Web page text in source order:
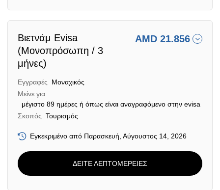
Βιετνάμ Evisa
(Μονοπρόσωπη / 3
μήνες)
AMD 21.856
Εγγραφές
Μοναχικός
Μείνε για
μέγιστο 89 ημέρες ή όπως είναι αναγραφόμενο στην evisa
Σκοπός Τουρισμός
Εγκεκριμένο από Παρασκευή, Αύγουστος 14, 2026
ΔΕΙΤΕ ΛΕΠΤΟΜΕΡΕΙΕΣ